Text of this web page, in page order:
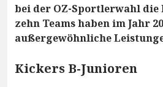
bei der OZ-Sportlerwahl die
zehn Teams haben im Jahr
außergewöhnliche
Kickers B-Junioren